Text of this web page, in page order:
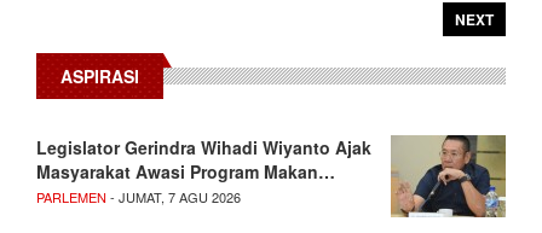
NEXT
ASPIRASI
Legislator Gerindra Wihadi Wiyanto Ajak
Masyarakat Awasi Program Makan…
PARLEMEN - JUMAT, 7 AGU 2026